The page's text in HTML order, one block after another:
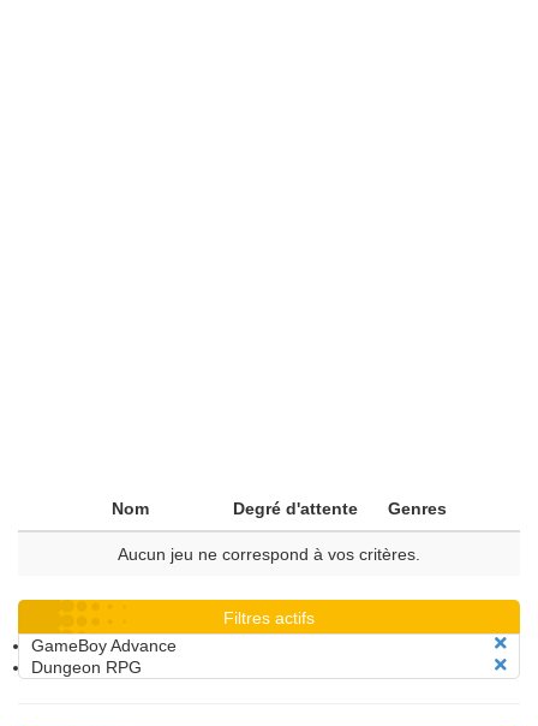
Nom Degré d'attente Genres
Aucun jeu ne correspond à vos critères.
Filtres actifs
GameBoy Advance
Dungeon RPG